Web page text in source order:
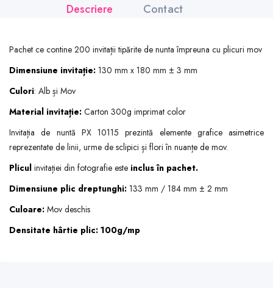
Descriere Contact
Pachet ce contine 200 invitații tipărite de nunta împreuna cu plicuri mov
Dimensiune invitație: 130 mm x 180 mm ± 3 mm
Culori: Alb și Mov
Material invitație: Carton 300g imprimat color
Invitația de nuntă PX 10115 prezintă elemente grafice asimetrice
reprezentate de linii, urme de sclipici și flori în nuanțe de mov.
Plicul invitației din fotografie este inclus în pachet.
Dimensiune plic dreptunghi: 133 mm / 184 mm ± 2 mm
Culoare: Mov deschis
Densitate hârtie plic: 100g/mp